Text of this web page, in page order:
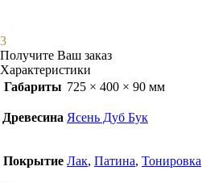
3
Получите Ваш заказ
Характеристики
Габариты 725 × 400 × 90 мм
Древесина Ясень Дуб Бук
Покрытие Лак, Патина, Тонировка